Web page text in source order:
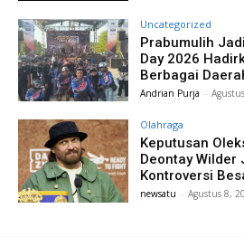
Uncategorized
Prabumulih
Day 2026
Berbagai
Andrian Purja -
Olahraga
Keputusan
Deontay Wilder
Kontroversi
newsatu - Agustus 8,